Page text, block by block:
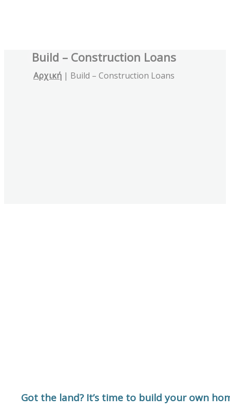
Build – Construction Loans
Αρχική| Build – Construction Loans
Got the land? It’s time to build your own